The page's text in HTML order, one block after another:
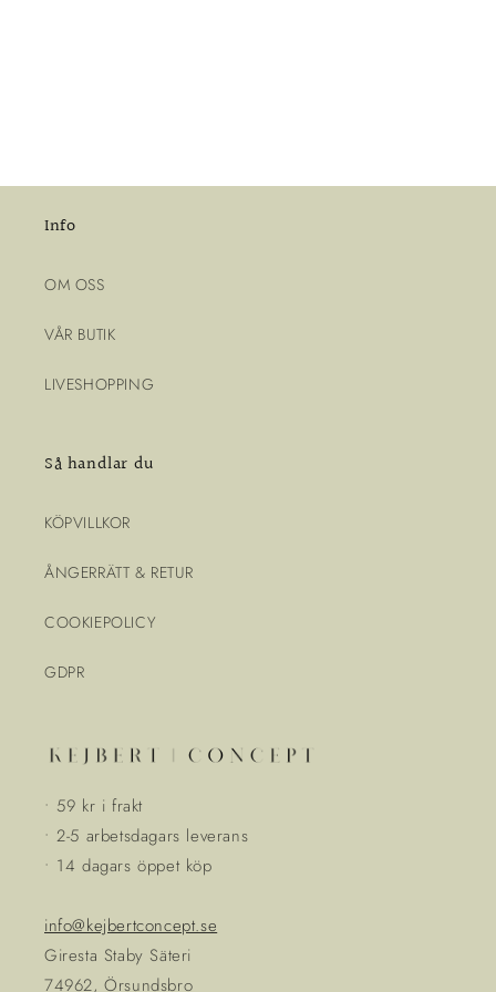
Info
OM OSS
VÅR BUTIK
LIVESHOPPING
Så handlar du
KÖPVILLKOR
ÅNGERRÄTT & RETUR
COOKIEPOLICY
GDPR
• 59 kr i frakt
• 2-5 arbetsdagars leverans
• 14 dagars öppet köp
info@kejbertconcept.se
Giresta Staby Säteri
74962, Örsundsbro